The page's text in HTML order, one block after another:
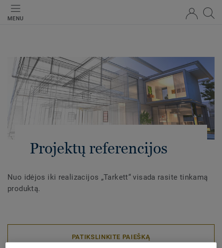
MENU
Projektų referencijos
Nuo idėjos iki realizacijos „Tarkett“ visada rasite tinkamą
produktą.
PATIKSLINKITE PAIEŠKĄ